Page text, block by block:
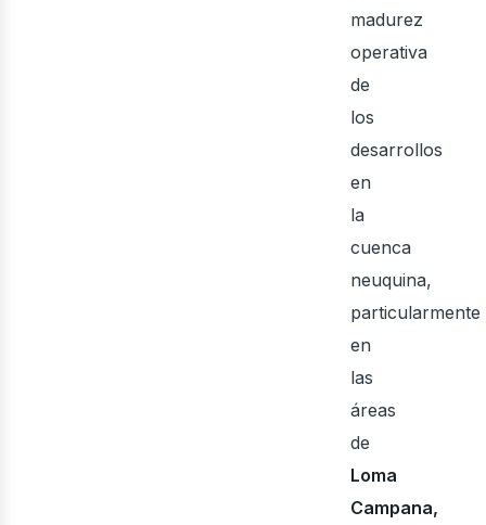
madurez
operativa
de
los
desarrollos
en
la
cuenca
neuquina,
particularmente
en
las
áreas
de
Loma
Campana,